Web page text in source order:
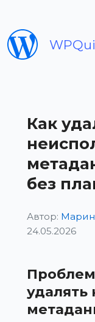
Как
без
Автор:
24.05.2026